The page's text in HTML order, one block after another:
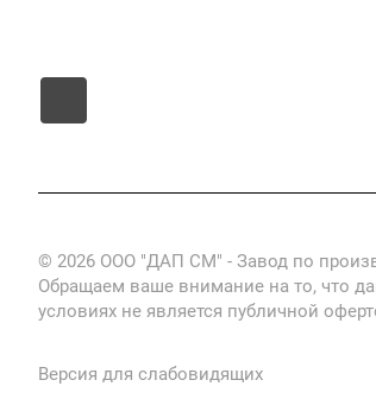
© 2026 ООО "ДАП СМ" - Завод по
Обращаем ваше внимание на то, что
условиях не является публичной
Версия для слабовидящих